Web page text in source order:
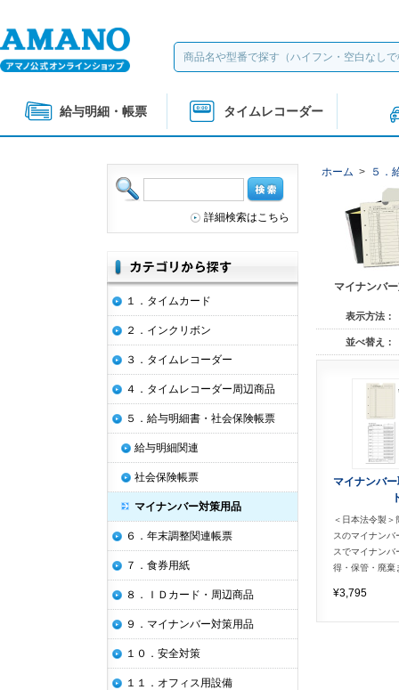
給与明細・帳票 タイムレコーダー
ホーム > ５．
マイナンバ
表示方法：
並べ替え：
マイナンバ
＜日本法令製＞
スのマイナンバ
スでマイナンバ
得・保管・廃棄
¥3,795
詳細検索はこちら
１．タイムカード
２．インクリボン
３．タイムレコーダー
４．タイムレコーダー周辺商品
５．給与明細書・社会保険帳票
給与明細関連
社会保険帳票
マイナンバー対策用品
６．年末調整関連帳票
７．食券用紙
８．ＩＤカード・周辺商品
９．マイナンバー対策用品
１０．安全対策
１１．オフィス用設備